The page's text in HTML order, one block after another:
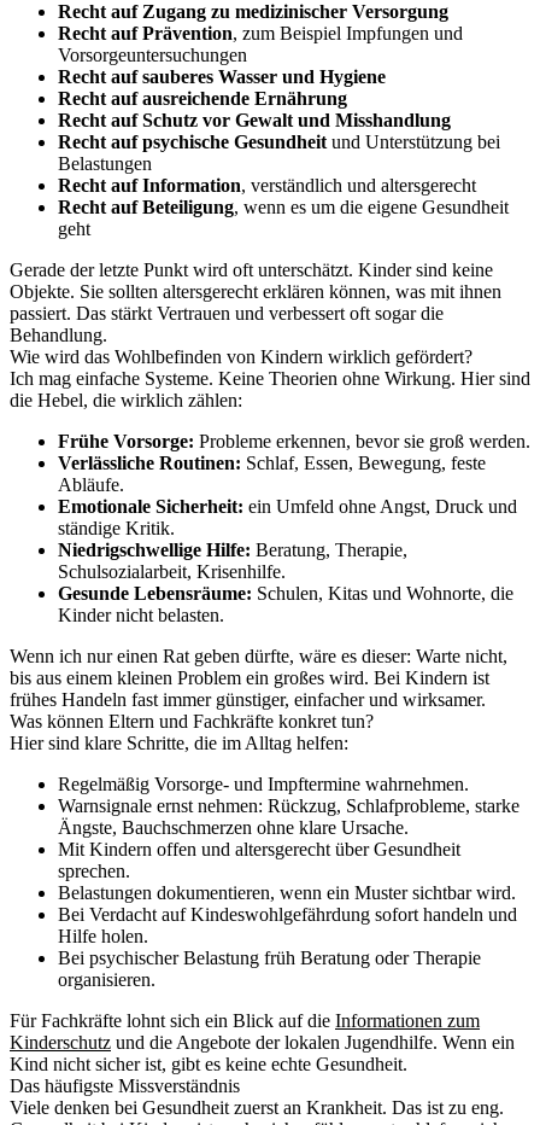
Recht auf Zugang zu medizinischer Versorgung
Recht auf Prävention, zum Beispiel Impfungen und
Vorsorgeuntersuchungen
Recht auf sauberes Wasser und Hygiene
Recht auf ausreichende Ernährung
Recht auf Schutz vor Gewalt und Misshandlung
Recht auf psychische Gesundheit und Unterstützung bei
Belastungen
Recht auf Information, verständlich und altersgerecht
Recht auf Beteiligung, wenn es um die eigene Gesundheit
geht
Gerade der letzte Punkt wird oft unterschätzt. Kinder sind keine
Objekte. Sie sollten altersgerecht erklären können, was mit ihnen
passiert. Das stärkt Vertrauen und verbessert oft sogar die
Behandlung.
Wie wird das Wohlbefinden von Kindern wirklich gefördert?
Ich mag einfache Systeme. Keine Theorien ohne Wirkung. Hier sind
die Hebel, die wirklich zählen:
Frühe Vorsorge: Probleme erkennen, bevor sie groß werden.
Verlässliche Routinen: Schlaf, Essen, Bewegung, feste
Abläufe.
Emotionale Sicherheit: ein Umfeld ohne Angst, Druck und
ständige Kritik.
Niedrigschwellige Hilfe: Beratung, Therapie,
Schulsozialarbeit, Krisenhilfe.
Gesunde Lebensräume: Schulen, Kitas und Wohnorte, die
Kinder nicht belasten.
Wenn ich nur einen Rat geben dürfte, wäre es dieser: Warte nicht,
bis aus einem kleinen Problem ein großes wird. Bei Kindern ist
frühes Handeln fast immer günstiger, einfacher und wirksamer.
Was können Eltern und Fachkräfte konkret tun?
Hier sind klare Schritte, die im Alltag helfen:
Regelmäßig Vorsorge- und Impftermine wahrnehmen.
Warnsignale ernst nehmen: Rückzug, Schlafprobleme, starke
Ängste, Bauchschmerzen ohne klare Ursache.
Mit Kindern offen und altersgerecht über Gesundheit
sprechen.
Belastungen dokumentieren, wenn ein Muster sichtbar wird.
Bei Verdacht auf Kindeswohlgefährdung sofort handeln und
Hilfe holen.
Bei psychischer Belastung früh Beratung oder Therapie
organisieren.
Für Fachkräfte lohnt sich ein Blick auf die Informationen zum
Kinderschutz und die Angebote der lokalen Jugendhilfe. Wenn ein
Kind nicht sicher ist, gibt es keine echte Gesundheit.
Das häufigste Missverständnis
Viele denken bei Gesundheit zuerst an Krankheit. Das ist zu eng.